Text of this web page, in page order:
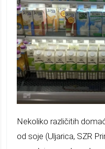
Nekoliko različitih
od soje (Uljarica, SZR